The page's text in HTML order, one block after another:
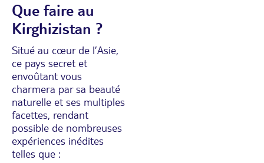
Que faire au
Kirghizistan ?
Situé au cœur de l’Asie,
ce pays secret et
envoûtant vous
charmera par sa beauté
naturelle et ses multiples
facettes, rendant
possible de nombreuses
expériences inédites
telles que :